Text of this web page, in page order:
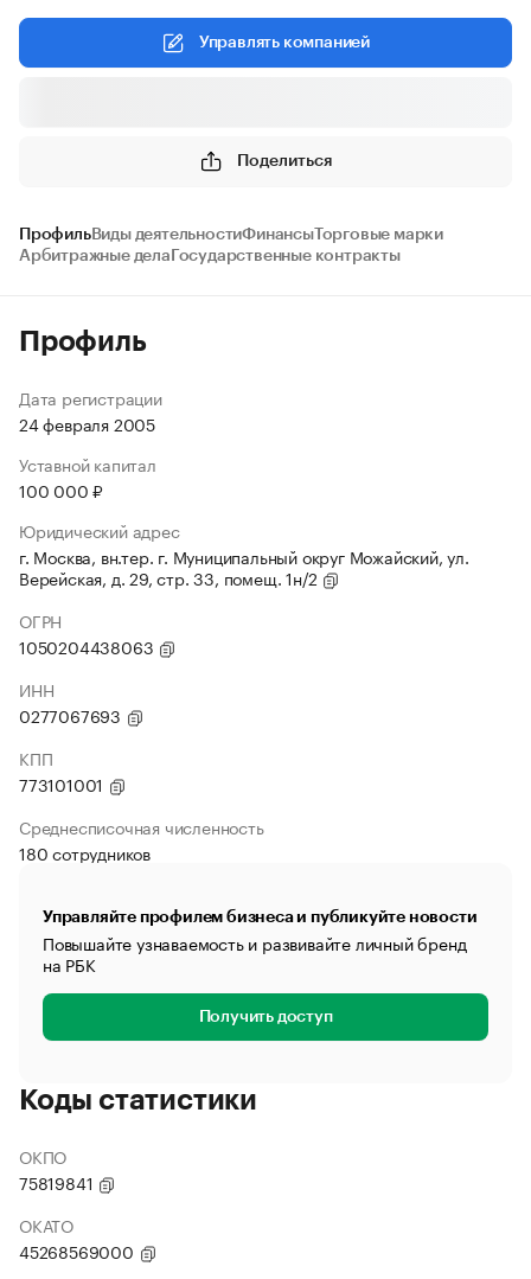
Управлять компанией
Поделиться
ПрофильВиды деятельностиФинансыТорговые марки
Арбитражные дела Государственные контракты
Профиль
Дата регистрации
24 февраля 2005
Уставной капитал
100 000 ₽
Юридический адрес
г. Москва, вн.тер. г. Муниципальный округ Можайский, ул.
Верейская, д. 29, стр. 33, помещ. 1н/2
ОГРН
1050204438063
ИНН
0277067693
КПП
773101001
Среднесписочная численность
180 сотрудников
Управляйте профилем бизнеса и публикуйте новости
Повышайте узнаваемость и развивайте личный бренд
на РБК
Получить доступ
Коды статистики
ОКПО
75819841
ОКАТО
45268569000